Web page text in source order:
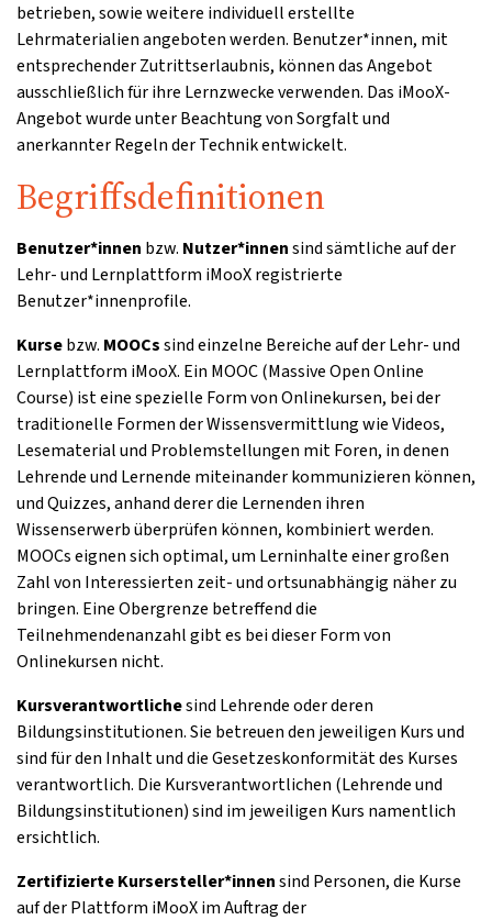
betrieben, sowie weitere individuell erstellte
Lehrmaterialien angeboten werden. Benutzer*innen, mit
entsprechender Zutrittserlaubnis, können das Angebot
ausschließlich für ihre Lernzwecke verwenden. Das iMooX-
Angebot wurde unter Beachtung von Sorgfalt und
anerkannter Regeln der Technik entwickelt.
Begriffsdefinitionen
Benutzer*innen bzw. Nutzer*innensind sämtliche auf der
Lehr- und Lernplattform iMooX registrierte
Benutzer*innenprofile.
Kursebzw. MOOCssind einzelne Bereiche auf der Lehr- und
Lernplattform iMooX. Ein MOOC (Massive Open Online
Course) ist eine spezielle Form von Onlinekursen, bei der
traditionelle Formen der Wissensvermittlung wie Videos,
Lesematerial und Problemstellungen mit Foren, in denen
Lehrende und Lernende miteinander kommunizieren können,
und Quizzes, anhand derer die Lernenden ihren
Wissenserwerb überprüfen können, kombiniert werden.
MOOCs eignen sich optimal, um Lerninhalte einer großen
Zahl von Interessierten zeit- und ortsunabhängig näher zu
bringen. Eine Obergrenze betreffend die
Teilnehmendenanzahl gibt es bei dieser Form von
Onlinekursen nicht.
Kursverantwortlichesind Lehrende oder deren
Bildungsinstitutionen. Sie betreuen den jeweiligen Kurs und
sind für den Inhalt und die Gesetzeskonformität des Kurses
verantwortlich. Die Kursverantwortlichen (Lehrende und
Bildungsinstitutionen) sind im jeweiligen Kurs namentlich
ersichtlich.
Zertifizierte Kursersteller*innensind Personen, die Kurse
auf der Plattform iMooX im Auftrag der